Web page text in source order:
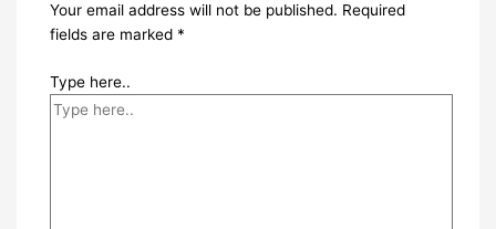
Your email address will not be published. Required
fields are marked *
Type here..